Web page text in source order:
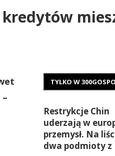
kredytów
TYLKO W
Restrykcje Chin
uderzają w
przemysł. Na
dwa podmioty z